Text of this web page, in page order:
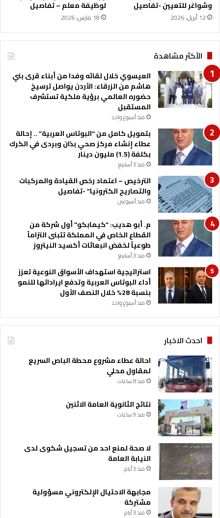
ي
ة
ت
ب
ح
ث
ا
ن
ت
ح
ي
ا
ا
ل
ق
ط
ا
ع
ا
ل
ق
ا
ر
ي
وشواغر للتعيين -تفاصيل
12 أبريل، 2026
لوظيفة معلم – تفاصيل
18 مارس، 2026
الأكثر مشاهدة
العيسوي خلال لقائه وفدا من أبناء قرى بني
هاشم من الزرقاء: الأردن يواصل ترسيخ
حضوره العالمي برؤية ملكية تستشرف
المستقبل
منذ أسبوع واحد
بتمويل كامل من “البوتاس العربية” .. إحالة
عطاء إنشاء مركز صحي بذان وبردى في الكرك
بكلفة (1.5) مليون دينار
منذ 3 أسابيع
الترخيص – اعتماد رخص القيادة والمركبات
والتصاريح الكترونيا” -تفاصيل
منذ أسبوعين
م. أبو هديب: “كيمابكو” أول شركة من
القطاع الخاص في المملكة تتبنى التزاماً
طوعياً لخفض انبعاثات أكسيد النيتروز
منذ 3 أسابيع
استراتيجية استهداف الأسواق النوعية تعزز
أداء البوتاس العربية وتدفع ايراداتها للنمو
بنسبة 28% خلال النصف الأول
منذ أسبوع واحد
احدث الاخبار
احالة عطاء مشروع محطة الباص السريع
لمقاول محلي
منذ 8 ساعات
نتائج الثانوية العامة الاثنين
منذ 9 ساعات
لا صحة لمنع احد من تسجيل شكوى لدى
النيابة العامة
منذ 3 أيام
مجابهة الاحتيال الإلكتروني مسؤولية
مشتركة
منذ 3 أيام